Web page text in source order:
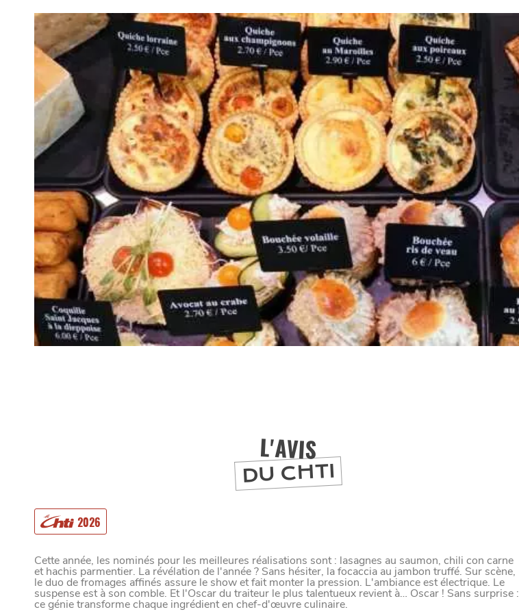
MANGER
L'AVIS
DU CHTI
2026
Cette année, les nominés pour les meilleures réalisations sont : lasagnes au saumon, chili con carne
et hachis parmentier. La révélation de l'année ? Sans hésiter, la focaccia au jambon truffé. Sur scène,
le duo de fromages affinés assure le show et fait monter la pression. L'ambiance est électrique. Le
suspense est à son comble. Et l'Oscar du traiteur le plus talentueux revient à… Oscar ! Sans surprise :
ce génie transforme chaque ingrédient en chef-d'œuvre culinaire.
Le Chti